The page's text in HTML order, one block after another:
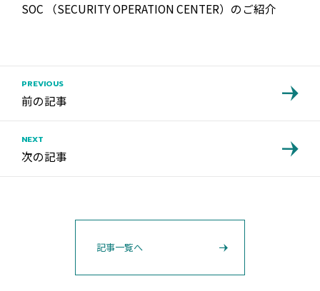
SOC （SECURITY OPERATION CENTER）のご紹介
PREVIOUS
前の記事
NEXT
次の記事
記事一覧へ